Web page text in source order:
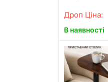
швейна
Дроп Ціна:
В наявності